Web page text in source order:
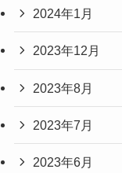
2024年1月
2023年12月
2023年8月
2023年7月
2023年6月